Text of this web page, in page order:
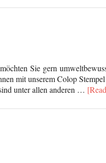
Sie gern
mit unserem Colop
unter allen anderen …